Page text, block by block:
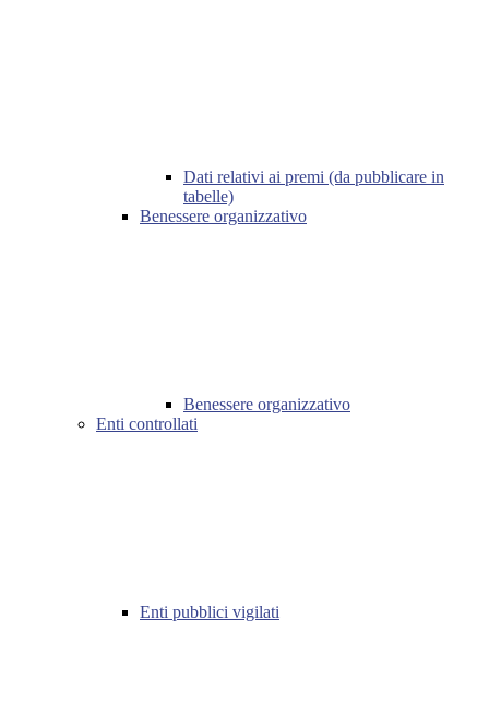
Dati relativi ai premi (da pubblicare in
tabelle)
Benessere organizzativo
Benessere organizzativo
Enti controllati
Enti pubblici vigilati